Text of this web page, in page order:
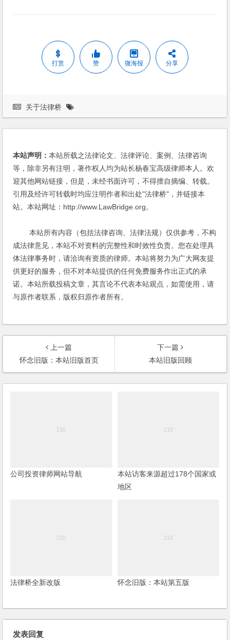
打赏 赞 微海报 分享
关于法律桥
本站声明：本站所载之法律论文、法律评论、案例、法律咨询
等，除非另有注明，著作权人均为站长杨春宝高级律师本人。欢
迎其他网站链接，但是，未经书面许可，不得擅自摘编、转载。
引用及经许可转载时均应注明作者和出处"法律桥"，并链接本
站。本站网址：http://www.LawBridge.org。
本站所有内容（包括法律咨询、法律法规）仅供参考，不构
成法律意见，本站不对资料的完整性和时效性负责。您在处理具
体法律事务时，请洽询有资质的律师。本站将努力为广大网友提
供更好的服务，但不对本站提供的任何免费服务作出正式的承
诺。本站所载投稿文章，其言论不代表本站观点，如需使用，请
与原作者联系，版权归原作者所有。
上一篇
怀念旧版：本站旧版首页
下一篇
本站旧版回顾
公司投资律师网站导航
本站访客来源超过178个国家或
地区
法律桥全新改版 怀念旧版：本站第五版
发表回复